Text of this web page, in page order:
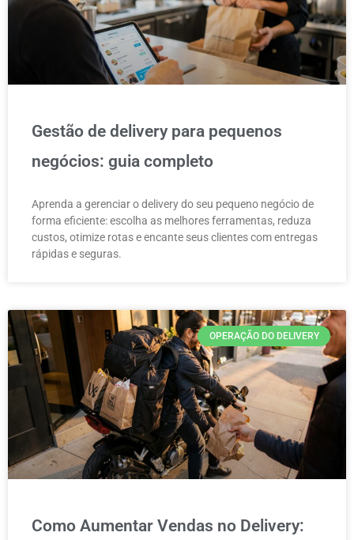
Gestão de delivery para pequenos
negócios: guia completo
Aprenda a gerenciar o delivery do seu pequeno negócio de
forma eficiente: escolha as melhores ferramentas, reduza
custos, otimize rotas e encante seus clientes com entregas
rápidas e seguras.
OPERAÇÃO DO DELIVERY
Como Aumentar Vendas no Delivery: